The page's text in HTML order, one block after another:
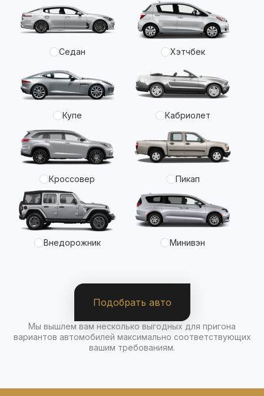
Седан Хэтчбек
Купе Кабриолет
Кроссовер Пикап
Внедорожник Минивэн
Подобрать авто
Мы вышлем вам несколько выгодных для пригона
вариантов автомобилей максимально соответствующих
вашим требованиям.